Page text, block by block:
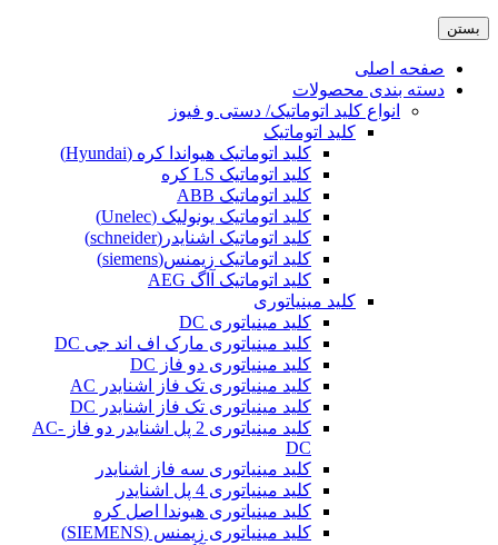
بستن
صفحه اصلی
دسته بندی محصولات
انواع کلید اتوماتیک/ دستی و فیوز
کلید اتوماتیک
کلید اتوماتیک هیواندا کره (Hyundai)
کلید اتوماتیک LS کره
کلید اتوماتیک ABB
کلید اتوماتیک یونولیک (Unelec)
کلید اتوماتیک اشنایدر(schneider)
کلید اتوماتیک زیمنس(siemens)
کلید اتوماتیک آاگ AEG
کلید مینیاتوری
کلید مینیاتوری DC
کلید مینیاتوری مارک اف اند جی DC
کلید مینیاتوری دو فاز DC
کلید مینیاتوری تک فاز اشنایدر AC
کلید مینیاتوری تک فاز اشنایدر DC
کلید مینیاتوری 2 پل اشنایدر دو فاز AC-
DC
کلید مینیاتوری سه فاز اشنایدر
کلید مینیاتوری 4 پل اشنایدر
کلید مینیاتوری هیوندا اصل کره
کلید مینیاتوری زیمنس (SIEMENS)